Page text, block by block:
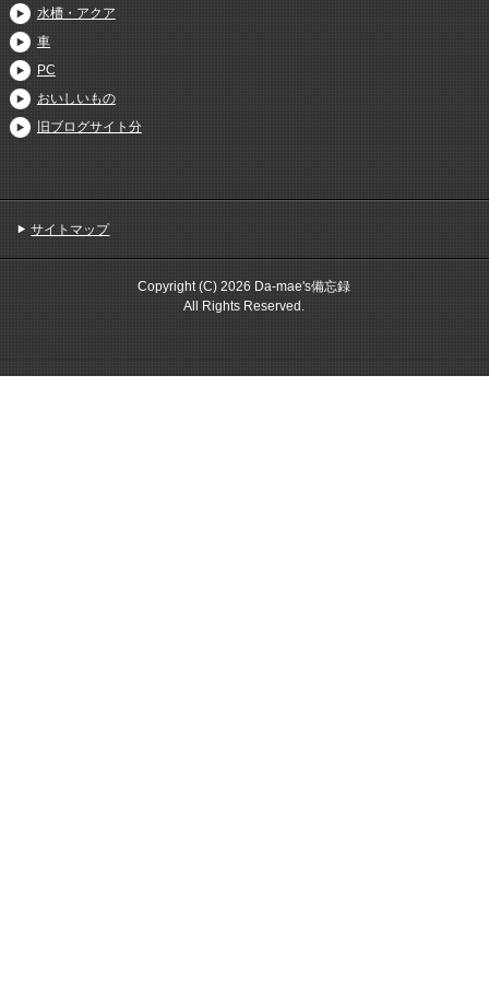
水槽・アクア
車
PC
おいしいもの
旧ブログサイト分
サイトマップ
Copyright (C) 2026 Da-mae's備忘録
All Rights Reserved.